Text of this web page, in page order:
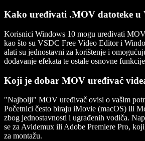
Kako uređivati .MOV datoteke u
Korisnici Windows 10 mogu uređivati
kao što su VSDC Free Video Editor i
alati su jednostavni za korištenje i
dodavanje efekata te ostale osnovne
Koji je dobar MOV uređivač
"Najbolji" MOV uređivač ovisi o vašim
Početnici često biraju iMovie (macOS) ili
zbog jednostavnosti i ugrađenih vodiča.
se za Avidemux ili Adobe Premiere Pro,
za montažu.